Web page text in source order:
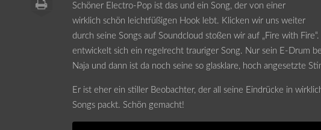
Schöner Electro-Pop ist das und ein Song, der von einer
wirklich schön leichtfüßigen Hook lebt. Klicken wir uns weiter
durch seine Songs auf Soundcloud stoßen wir auf „Fire with
entwickelt sich ein regelrecht trauriger Song. Nur sein E-Drum
Naja und dann ist da noch seine so glasklare, hoch angesetzte
Er ist eher ein stiller Beobachter, der all seine Eindrücke in
Songs packt. Schön gemacht!